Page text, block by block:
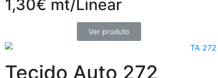
1,30€ mt/Linear
Ver produto
Tecido Auto 272